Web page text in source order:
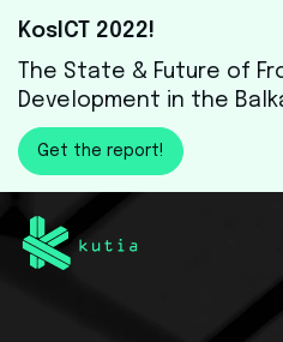
KosICT 2022!
The State & Future of
Development in the
Get the report!